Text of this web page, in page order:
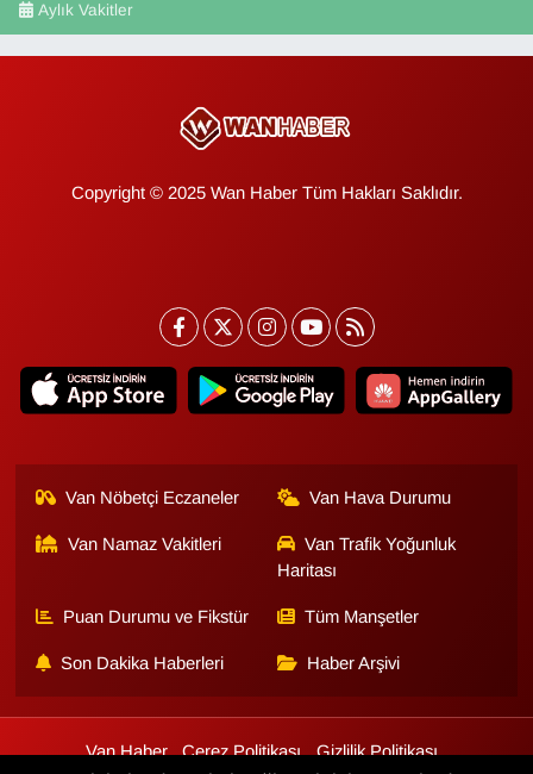
Aylık Vakitler
Copyright © 2025 Wan Haber Tüm Hakları Saklıdır.
Van Nöbetçi Eczaneler Van Hava Durumu
Van Namaz Vakitleri
Van Trafik Yoğunluk
Haritası
Puan Durumu ve Fikstür Tüm Manşetler
Son Dakika Haberleri Haber Arşivi
Van Haber Çerez Politikası
Gizlilik Politikası